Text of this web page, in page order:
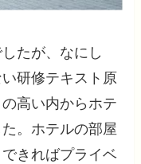
たが、なにし
研修テキスト原
高い内からホテ
。ホテルの部屋
きればプライベ